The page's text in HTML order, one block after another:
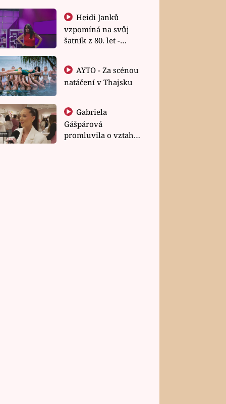
Heidi Janků
vzpomíná na svůj
šatník z 80. let -
natáčení v Thajsku
Gabriela
Gášpárová
promluvila o vztahu